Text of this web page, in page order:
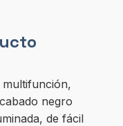
multifunción,
negro
de fácil